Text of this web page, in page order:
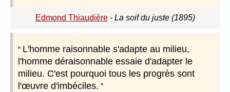
Edmond Thiaudière- La soif du juste (1895)
L'homme raisonnable s'adapte au milieu,
l'homme déraisonnable essaie d'adapter le
milieu. C'est pourquoi tous les progrès sont
l'œuvre d'imbéciles.